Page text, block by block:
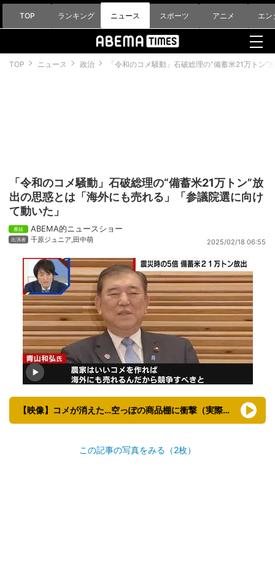
TOP ランキング ニュース スポーツ アニメ エン
TOP ニュース 政治 「令和のコメ騒動」石破総理の“備蓄米21万トン
「令和のコメ騒動」石破総理の“備蓄米21万トン”放
出の思惑とは「海外にも売れる」「参議院選に向け
て動いた」
ABEMA的ニュースショー
千原ジュニア,田中萌 2025/02/18 06:55
【映像】コメが消えた…空っぽの商品棚に衝撃（実際の映像）
この記事の写真をみる（2枚）